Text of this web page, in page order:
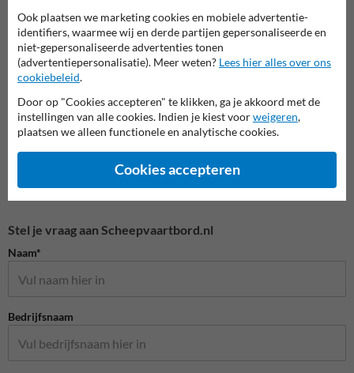
Entree- en toegangsborden
Eigen terrein borden
Stel je vraag aan Scheepvaartbord.nl
Naam*
Bedrijfsnaam
Ook plaatsen we marketing cookies en mobiele advertentie-
identifiers, waarmee wij en derde partijen gepersonaliseerde en
niet-gepersonaliseerde advertenties tonen
(advertentiepersonalisatie). Meer weten? Lees hier alles over ons
cookiebeleid.
Door op "Cookies accepteren" te klikken, ga je akkoord met de
instellingen van alle cookies. Indien je kiest voorweigeren,
plaatsen we alleen functionele en analytische cookies.
Cookies accepteren